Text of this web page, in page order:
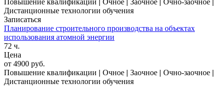
Дистанционные технологии обучения
Записаться
Планирование строительного производства на объектах
использования атомной энергии
72 ч.
Цена
от 4900 руб.
Повышение квалификации | Очное | Заочное | Очно-заочное |
Дистанционные технологии обучения